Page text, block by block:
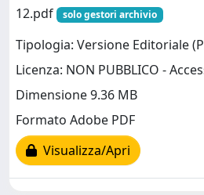
12.pdf
solo gestori archivio
Tipologia: Versione Editoriale
Licenza: NON PUBBLICO -
Dimensione 9.36 MB
Formato Adobe PDF
Visualizza/Apri